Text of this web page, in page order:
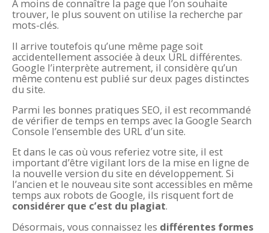
À moins de connaître la page que l’on souhaite
trouver, le plus souvent on utilise la recherche par
mots-clés.
Il arrive toutefois qu’une même page soit
accidentellement associée à deux URL différentes.
Google l’interprète autrement, il considère qu’un
même contenu est publié sur deux pages distinctes
du site.
Parmi les bonnes pratiques SEO, il est recommandé
de vérifier de temps en temps avec la Google Search
Console l’ensemble des URL d’un site.
Et dans le cas où vous referiez votre site, il est
important d’être vigilant lors de la mise en ligne de
la nouvelle version du site en développement. Si
l’ancien et le nouveau site sont accessibles en même
temps aux robots de Google, ils risquent fort de
considérer que c’est du plagiat.
Désormais, vous connaissez les différentes formes